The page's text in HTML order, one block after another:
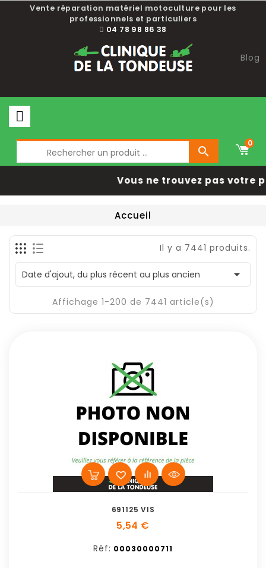
Vente réparation matériel motoculture pour les
professionnels et particuliers
04 78 98 86 38
Blog

0
Vous ne trouvez pas votre
Accueil
Il y a 7441 produits.
Date d'ajout, du plus récent au plus ancien 
Affichage 1-200 de 7441 article(s)
691125 VIS
5,54 €
Réf: 00030000711